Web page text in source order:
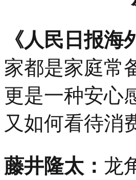
《人民日报
家都是家庭常
更是一种安心
又如何看待消
藤井隆太： 龙